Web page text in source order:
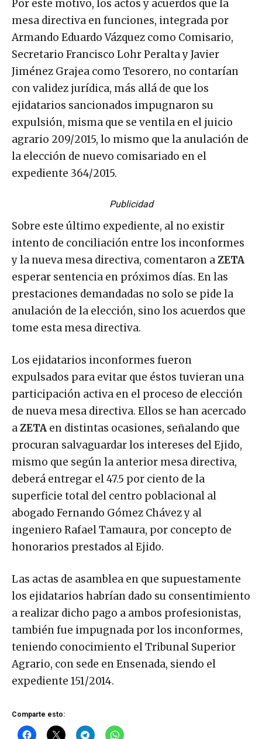
Por este motivo, los actos y acuerdos que la
mesa directiva en funciones, integrada por
Armando Eduardo Vázquez como Comisario,
Secretario Francisco Lohr Peralta y Javier
Jiménez Grajea como Tesorero, no contarían
con validez jurídica, más allá de que los
ejidatarios sancionados impugnaron su
expulsión, misma que se ventila en el juicio
agrario 209/2015, lo mismo que la anulación de
la elección de nuevo comisariado en el
expediente 364/2015.
Publicidad
Sobre este último expediente, al no existir
intento de conciliación entre los inconformes
y la nueva mesa directiva, comentaron aZETA
esperar sentencia en próximos días. En las
prestaciones demandadas no solo se pide la
anulación de la elección, sino los acuerdos que
tome esta mesa directiva.
Los ejidatarios inconformes fueron
expulsados para evitar que éstos tuvieran una
participación activa en el proceso de elección
de nueva mesa directiva. Ellos se han acercado
aZETA en distintas ocasiones, señalando que
procuran salvaguardar los intereses del Ejido,
mismo que según la anterior mesa directiva,
deberá entregar el 47.5 por ciento de la
superficie total del centro poblacional al
abogado Fernando Gómez Chávez y al
ingeniero Rafael Tamaura, por concepto de
honorarios prestados al Ejido.
Las actas de asamblea en que supuestamente
los ejidatarios habrían dado su consentimiento
a realizar dicho pago a ambos profesionistas,
también fue impugnada por los inconformes,
teniendo conocimiento el Tribunal Superior
Agrario, con sede en Ensenada, siendo el
expediente 151/2014.
Comparte esto: